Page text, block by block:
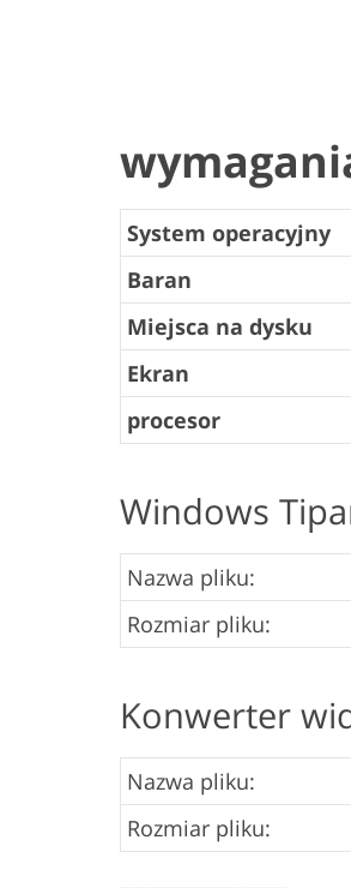
System operacyjny
Baran
Miejsca na dysku
Ekran
procesor
Windows
Nazwa pliku:
Rozmiar pliku:
Konwerter
Nazwa pliku:
Rozmiar pliku: